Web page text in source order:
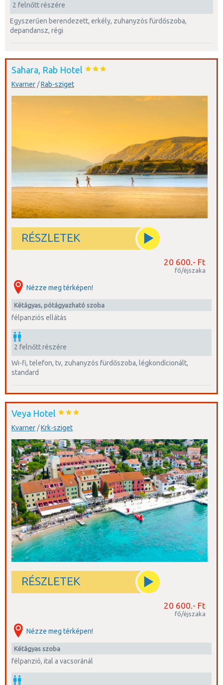
2 felnőtt részére
egyszerűen berendezett, erkély, zuhanyzós fürdőszoba,
depandansz, régi
Sahara, Rab Hotel
Kvarner /Rab-sziget
RÉSZLETEK
20 600.- Ft
fő/éjszaka
Nézze meg térképen!
kétágyas, pótágyazható szoba
félpanziós ellátás
2 felnőtt részére
wi-fi, telefon, tv, zuhanyzós fürdőszoba, légkondícionált,
standard
Veya Hotel
Kvarner /Krk-sziget
RÉSZLETEK
20 600.- Ft
fő/éjszaka
Nézze meg térképen!
kétágyas szoba
félpanzió, ital a vacsoránál